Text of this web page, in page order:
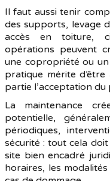
Il faut aussi tenir
des supports, levage
accès en toiture,
opérations peuvent
une copropriété ou
pratique mérite
partie l’acceptation du
La maintenance
potentielle,
périodiques,
sécurité : tout cela
site bien encadré
horaires, les